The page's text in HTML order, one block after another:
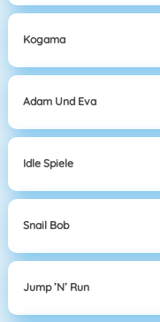
Kogama
Adam Und Eva
Idle Spiele
Snail Bob
Jump ’n’ Run